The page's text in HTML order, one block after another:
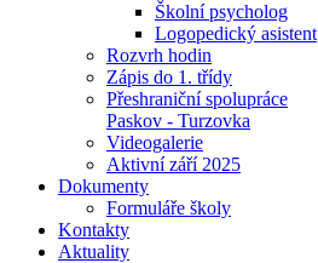
Školní psycholog
Logopedický asistent
Rozvrh hodin
Zápis do 1. třídy
Přeshraniční spolupráce
Paskov - Turzovka
Videogalerie
Aktivní září 2025
Dokumenty
Formuláře školy
Kontakty
Aktuality